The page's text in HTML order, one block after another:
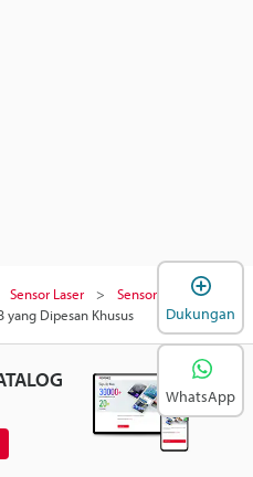
Sensor Laser
Sensor
yang Dipesan Khusus
Dukungan
WhatsApp